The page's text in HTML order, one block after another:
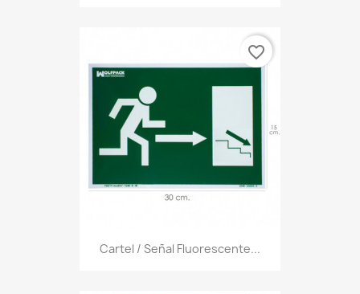
Cartel / Señal Fluorescente...
favorite_border